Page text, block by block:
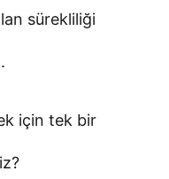
sürekliliği
için tek bir